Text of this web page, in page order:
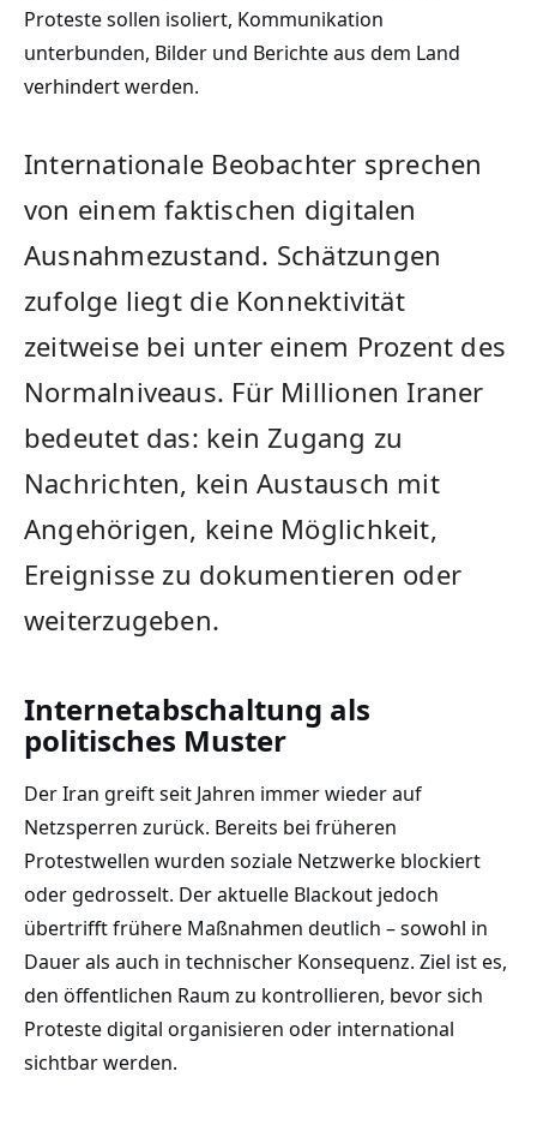
Proteste sollen isoliert, Kommunikation
unterbunden, Bilder und Berichte aus dem Land
verhindert werden.
Internationale Beobachter sprechen
von einem faktischen digitalen
Ausnahmezustand. Schätzungen
zufolge liegt die Konnektivität
zeitweise bei unter einem Prozent des
Normalniveaus. Für Millionen Iraner
bedeutet das: kein Zugang zu
Nachrichten, kein Austausch mit
Angehörigen, keine Möglichkeit,
Ereignisse zu dokumentieren oder
weiterzugeben.
Internetabschaltung als
politisches Muster
Der Iran greift seit Jahren immer wieder auf
Netzsperren zurück. Bereits bei früheren
Protestwellen wurden soziale Netzwerke blockiert
oder gedrosselt. Der aktuelle Blackout jedoch
übertrifft frühere Maßnahmen deutlich – sowohl in
Dauer als auch in technischer Konsequenz. Ziel ist es,
den öffentlichen Raum zu kontrollieren, bevor sich
Proteste digital organisieren oder international
sichtbar werden.